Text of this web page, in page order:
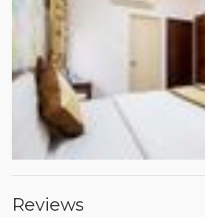
Reviews